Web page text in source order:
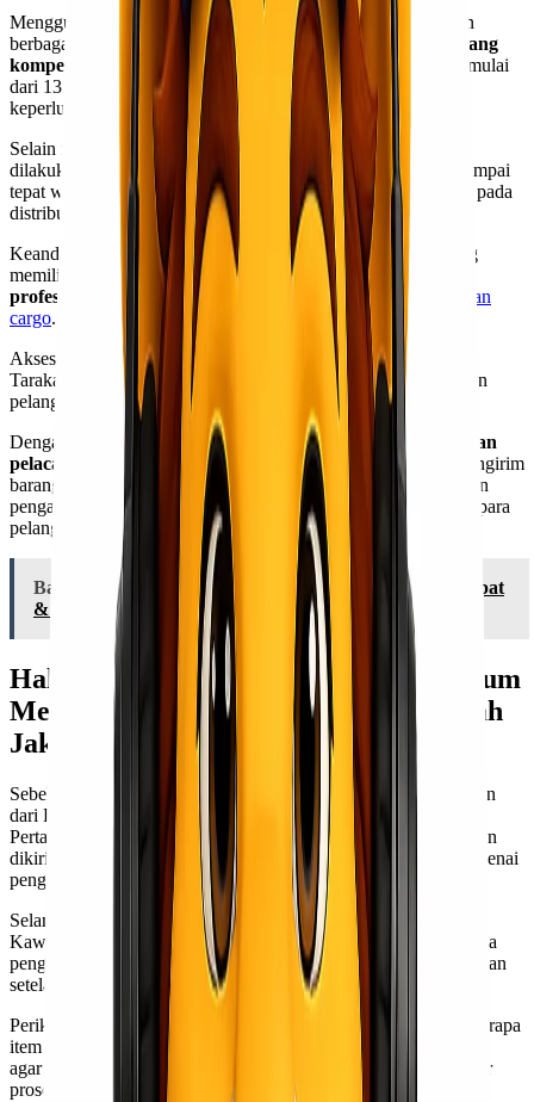
Menggunakan jasa cargo murah Jakarta Tarakan menawarkan
berbagai keuntungan bagi pengirim barang. Pertama, tarif yang
kompetitif
membuat pengiriman lebih hemat. Dengan harga mulai
dari 13.900/kg, Kawan Lio bisa menghemat anggaran untuk
keperluan lainnya.
Selain itu,
layanan ini sangat efisien dan cepat . Pengiriman
dilakukan dengan sistem yang terorganisir sehingga barang sampai
tepat waktu. Ini penting terutama bagi bisnis yang bergantung pada
distribusi tepat waktu.
Keandalan juga menjadi salah satu alasan utama banyak orang
memilih jasa ini. Barang Anda akan ditangani oleh tim
profesional
yang berpengalaman dalam logistik danpengiriman
cargo.
Aksesibilitas adalah kelebihan lain dari cargo murah Jakarta
Tarakan.
Layanan dapat diakses secara online, memudahkan
pelanggan untuk melakukan pemesanan kapan saja.
Dengan berbagai pilihan layanan tambahan seperti
asuransi dan
pelacakan paket
, pengguna dapat merasa lebih aman saat mengirim
barang mereka melalui jasa ini. Semua fitur tersebut menjadikan
pengalaman pengiriman semakin nyaman dan tanpa stres bagi para
pelanggan.
Baca Juga:
Cargo Murah Jakarta Kupang Sampai Cepat
& Bisa Angkut Banyak!
Hal-hal yang Perlu Diperhatikan sebelum
Mengirim Barang dengan Cargo Murah
Jakarta Tarakan
Sebelum mengirim barang dengan Cargo Murah Jakarta Tarakan
dari Lionel Express, ada beberapa hal yang perlu diperhatikan.
Pertama, pastikan Kawan Lio memahami jenis barang yang akan
dikirim. Setiap perusahaan cargo memiliki aturan berbeda mengenai
pengiriman barang tertentu.
Selanjutnya, penting untuk mengecek berat dan dimensi paket
Kawan Lio. Hal ini akan membantu dalam memperkirakan biaya
pengiriman secara akurat. Jangan sampai ada kejutan pada tagihan
setelah barang tiba di tujuan.
Periksa juga dokumen yang diperlukan untuk pengiriman. Beberapa
item mungkin memerlukan izin khusus atau dokumen tambahan
agar bisa dikirimkan ke Tarakan. Penuhi semua persyaratan agar
proses pengiriman berjalan lancar.